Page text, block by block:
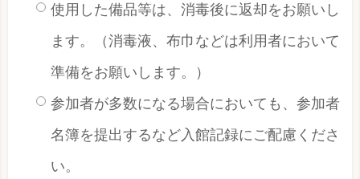
使用した備品等は、消毒後に返却をお願いし
ます。（消毒液、布巾などは利用者において
準備をお願いします。）
参加者が多数になる場合においても、参加者
名簿を提出するなど入館記録にご配慮くださ
い。